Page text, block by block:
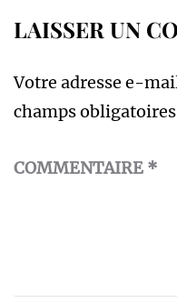
LAISSER UN
Votre adresse e-
champs
COMMENTAIRE *